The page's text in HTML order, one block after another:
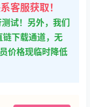
客服获取！
试！另外，我们
链下载通道，无
价格现临时降低